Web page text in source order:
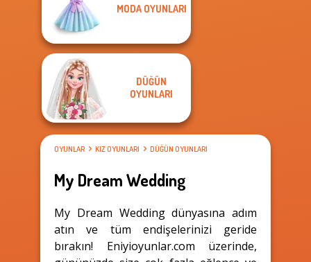
MODA OYUNLARI
DÜĞÜN
OYUNLARI
OYUNLAR KIZ OYUNLARI DÜĞÜN OYUNLARI
My Dream Wedding
My Dream Wedding dünyasına adım
atın ve tüm endişelerinizi geride
bırakın! Eniyioyunlar.com üzerinde,